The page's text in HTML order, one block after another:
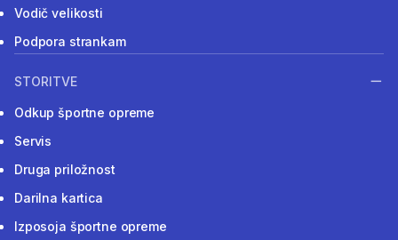
Vodič velikosti
Podpora strankam
STORITVE
Odkup športne opreme
Servis
Druga priložnost
Darilna kartica
Izposoja športne opreme